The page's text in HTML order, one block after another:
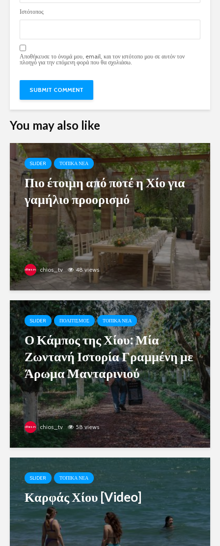
Ιστότοπος
Αποθήκευσε το όνομά μου, email, και τον ιστότοπο μου σε αυτόν τον
πλοηγό για την επόμενη φορά που θα σχολιάσω.
You may also like
SLIDER ΤΟΠΙΚΑ ΝΕΑ
Πιο έτοιμη από ποτέ η Χίο για
γαμήλιο προορισμό
chios_tv 48 views
SLIDER ΠΟΛΙΤΙΣΜΟΣ ΤΟΠΙΚΑ ΝΕΑ
Ο Κάμπος της Χίου: Μία
Ζωντανή Ιστορία Γραμμένη με
Άρωμα Μανταρινιού
chios_tv 58 views
SLIDER ΤΟΠΙΚΑ ΝΕΑ
Καρφάς Χίου [Video]